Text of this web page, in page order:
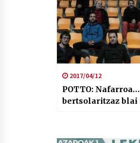
2017/04/12
POTTO: Nafarroa…
bertsolaritzaz blai